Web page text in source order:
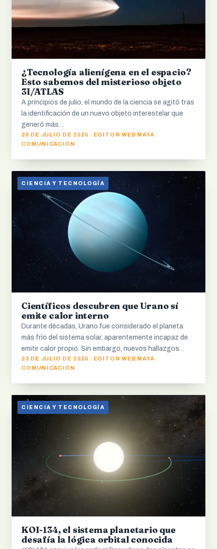
¿Tecnología alienígena en el espacio?
Esto sabemos del misterioso objeto
3I/ATLAS
A principios de julio, el mundo de la ciencia se agitó tras
la identificación de un nuevo objeto interestelar que
generó más…
29 DE JULIO DE 2025 · EDITOR WEB MAYA
COMUNICACIÓN
CIENCIA Y TECNOLOGÍA
Científicos descubren que Urano sí
emite calor interno
Durante décadas, Urano fue considerado el planeta
más frío del sistema solar, aparentemente incapaz de
emitir calor propio. Sin embargo, nuevos hallazgos…
23 DE JULIO DE 2025 · EDITOR WEB MAYA
COMUNICACIÓN
CIENCIA Y TECNOLOGÍA
KOI-134, el sistema planetario que
desafía la lógica orbital conocida